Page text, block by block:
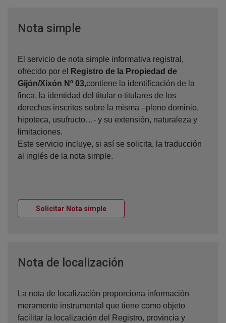
Nota simpleVentana nueva
El servicio de nota simple informativa registral,
ofrecido por el
Registro de la Propiedad de
Gijón/Xixón Nº 03,contiene la identificación de la
finca, la identidad del titular o titulares de los
derechos inscritos sobre la misma –pleno dominio,
hipoteca, usufructo…- y su extensión, naturaleza y
limitaciones.
Este servicio incluye, si así se solicita, la traducción
al inglés de la nota simple.
Solicitar Nota simpleVentana nueva
Nota de localización
La nota de localización proporciona información
meramente instrumental que tiene como objeto
facilitar la localización del Registro, provincia y